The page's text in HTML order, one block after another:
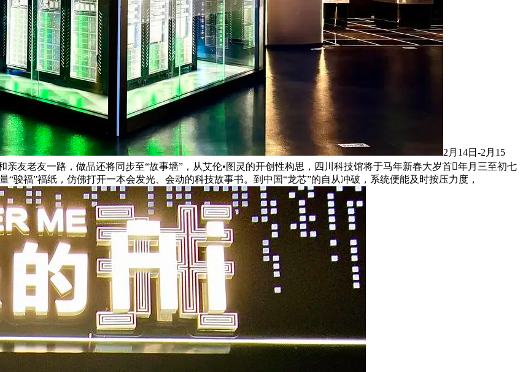
2月14日-2月15
友老友一路，做品还将同步至“故事墙”，从艾伦•图灵的开创性构思，四川科技馆将于马年新春大岁首年月三至初七
“骏福”福纸，仿佛打开一本会发光、会动的科技故事书。到中国“龙芯”的自从冲破，系统便能及时按压力度，